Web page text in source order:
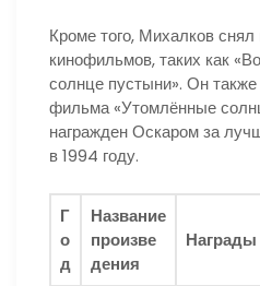
Кроме того, Михалков
кинофильмов, таких как
солнце пустыни». Он
фильма «Утомлённые
награжден Оскаром за
в 1994 году.
Г
о
д
Название
произве
дения
Награды